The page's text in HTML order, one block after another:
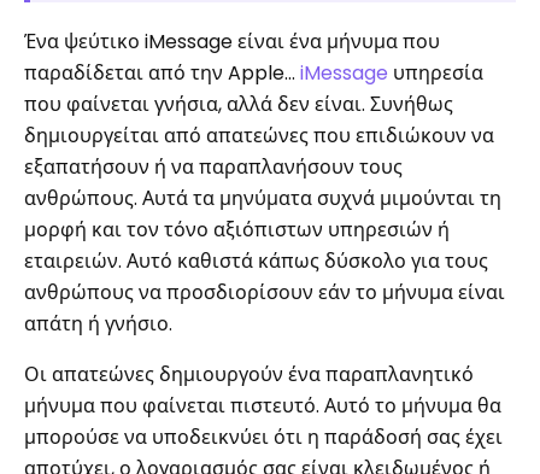
Ένα ψεύτικο iMessage είναι ένα μήνυμα που
παραδίδεται από την Apple... iMessage υπηρεσία
που φαίνεται γνήσια, αλλά δεν είναι. Συνήθως
δημιουργείται από απατεώνες που επιδιώκουν να
εξαπατήσουν ή να παραπλανήσουν τους
ανθρώπους. Αυτά τα μηνύματα συχνά μιμούνται τη
μορφή και τον τόνο αξιόπιστων υπηρεσιών ή
εταιρειών. Αυτό καθιστά κάπως δύσκολο για τους
ανθρώπους να προσδιορίσουν εάν το μήνυμα είναι
απάτη ή γνήσιο.
Οι απατεώνες δημιουργούν ένα παραπλανητικό
μήνυμα που φαίνεται πιστευτό. Αυτό το μήνυμα θα
μπορούσε να υποδεικνύει ότι η παράδοσή σας έχει